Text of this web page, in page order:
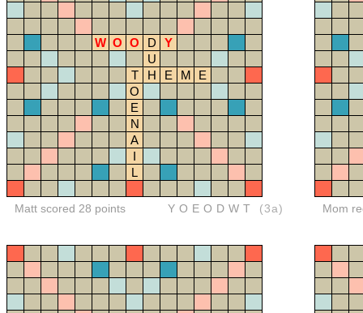
W O O D
Y
U
T
H E M
E
O
E
N
A
I
L
Matt scored 28 points YOEODWT (3a) Mom